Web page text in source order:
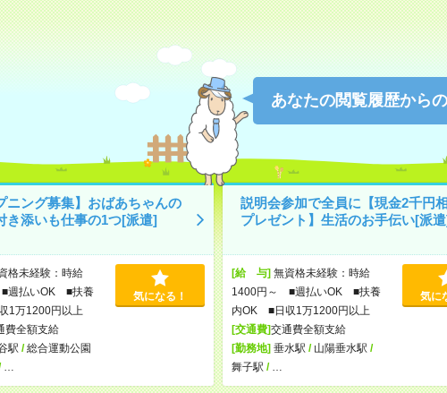
あなたの閲覧履歴から
ニング募集】おばあちゃんの
き添いも仕事の1つ[派遣]
格未経験：時給
週払いOK ■扶養
1万1200円以上
費全額支給
駅 /総合運動公園
気になる！
説明会参加で全員に【現金2千円
プレゼント】生活のお手伝い[派
[給 与]無資格未経験：時給
1400円～ ■週払いOK ■扶養
内OK ■日収1万1200円以上
[交通費]交通費全額支給
[勤務地]垂水駅 / 山陽垂水駅 /
舞子駅 /
気に